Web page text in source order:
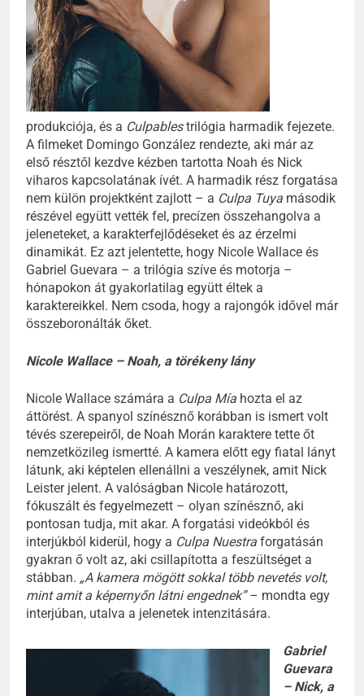
produkciója, és a Culpablestrilógia harmadik fejezete.
A filmeket Domingo González rendezte, aki már az
első résztől kezdve kézben tartotta Noah és Nick
viharos kapcsolatának ívét. A harmadik rész forgatása
nem külön projektként zajlott – a Culpa Tuya második
részével együtt vették fel, precízen összehangolva a
jeleneteket, a karakterfejlődéseket és az érzelmi
dinamikát. Ez azt jelentette, hogy Nicole Wallace és
Gabriel Guevara – a trilógia szíve és motorja –
hónapokon át gyakorlatilag együtt éltek a
karaktereikkel. Nem csoda, hogy a rajongók idővel már
összeboronálták őket.
Nicole Wallace – Noah, a törékeny lány
Nicole Wallace számára a Culpa Mía hozta el az
áttörést. A spanyol színésznő korábban is ismert volt
tévés szerepeiről, de Noah Morán karaktere tette őt
nemzetközileg ismertté. A kamera előtt egy fiatal lányt
látunk, aki képtelen ellenállni a veszélynek, amit Nick
Leister jelent. A valóságban Nicole határozott,
fókuszált és fegyelmezett – olyan színésznő, aki
pontosan tudja, mit akar. A forgatási videókból és
interjúkból kiderül, hogy a Culpa Nuestra forgatásán
gyakran ő volt az, aki csillapította a feszültséget a
stábban. „A kamera mögött sokkal több nevetés volt,
mint amit a képernyőn látni engednek”– mondta egy
interjúban, utalva a jelenetek intenzitására.
Gabriel
Guevara
– Nick, a